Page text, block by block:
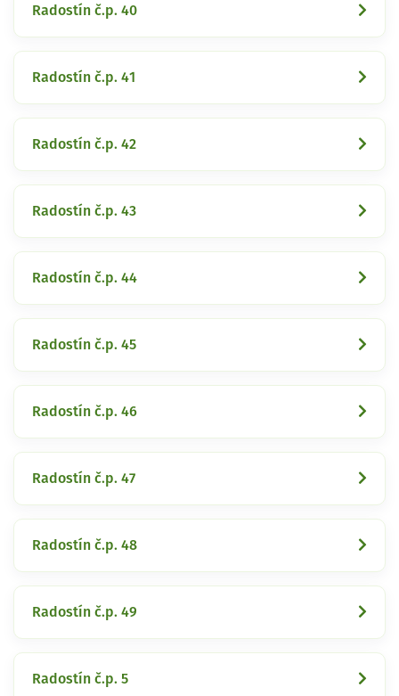
Radostín č.p. 40
Radostín č.p. 41
Radostín č.p. 42
Radostín č.p. 43
Radostín č.p. 44
Radostín č.p. 45
Radostín č.p. 46
Radostín č.p. 47
Radostín č.p. 48
Radostín č.p. 49
Radostín č.p. 5